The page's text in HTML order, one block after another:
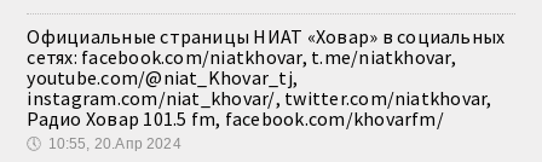
Официальные страницы НИАТ «Ховар» в социальных
сетях: facebook.com/niatkhovar, t.me/niatkhovar,
youtube.com/@niat_Khovar_tj,
instagram.com/niat_khovar/, twitter.com/niatkhovar,
Радио Ховар 101.5 fm, facebook.com/khovarfm/
🕔 10:55, 20.Апр 2024